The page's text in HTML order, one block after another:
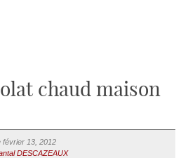
chaud maison
février 13, 2012
DESCAZEAUX